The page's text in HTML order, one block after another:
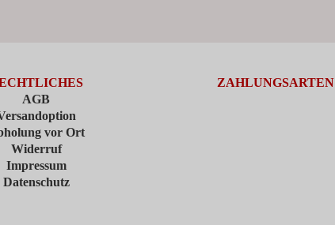
AGB
vor Ort
Widerruf
Impressum
Datenschutz
ZAHLUNGSARTEN